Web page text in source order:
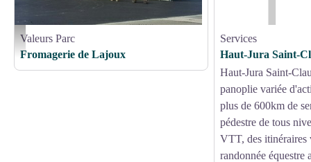
Fromagerie de Lajoux
Valeurs Parc
Fromagerie de Lajoux
Services
Haut-Jura Saint-
Haut-Jura Saint-
panoplie variée
plus de 600km de
pédestre de tous
VTT, des itinéraires
randonnée